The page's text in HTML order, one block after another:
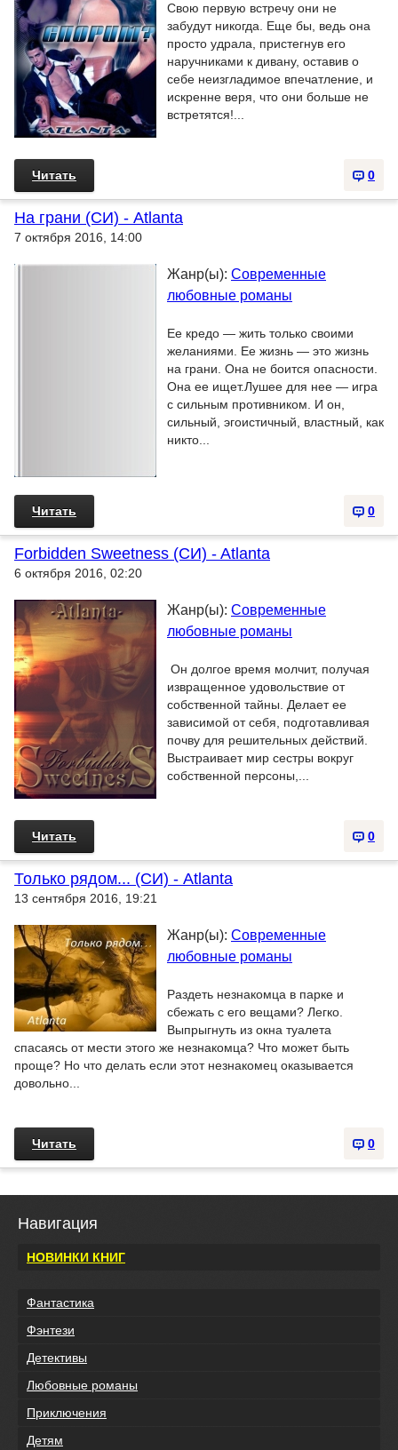
Свою первую встречу они не
забудут никогда. Еще бы, ведь она
просто удрала, пристегнув его
наручниками к дивану, оставив о
себе неизгладимое впечатление, и
искренне веря, что они больше не
встретятся!...
0
Читать
На грани (СИ) - Atlanta
7 октября 2016, 14:00
Жанр(ы): Современные
любовные романы
Ее кредо — жить только своими
желаниями. Ее жизнь — это жизнь
на грани. Она не боится опасности.
Она ее ищет.Лушее для нее — игра
с сильным противником. И он,
сильный, эгоистичный, властный, как
никто...
0
Читать
Forbidden Sweetness (СИ) - Atlanta
6 октября 2016, 02:20
Жанр(ы): Современные
любовные романы
Он долгое время молчит, получая
извращенное удовольствие от
собственной тайны. Делает ее
зависимой от себя, подготавливая
почву для решительных действий.
Выстраивает мир сестры вокруг
собственной персоны,...
0
Читать
Только рядом... (СИ) - Atlanta
13 сентября 2016, 19:21
Жанр(ы): Современные
любовные романы
Раздеть незнакомца в парке и
сбежать с его вещами? Легко.
Выпрыгнуть из окна туалета
спасаясь от мести этого же незнакомца? Что может быть
проще? Но что делать если этот незнакомец оказывается
довольно...
0
Читать
Навигация
НОВИНКИ КНИГ
Фантастика
Фэнтези
Детективы
Любовные романы
Приключения
Детям